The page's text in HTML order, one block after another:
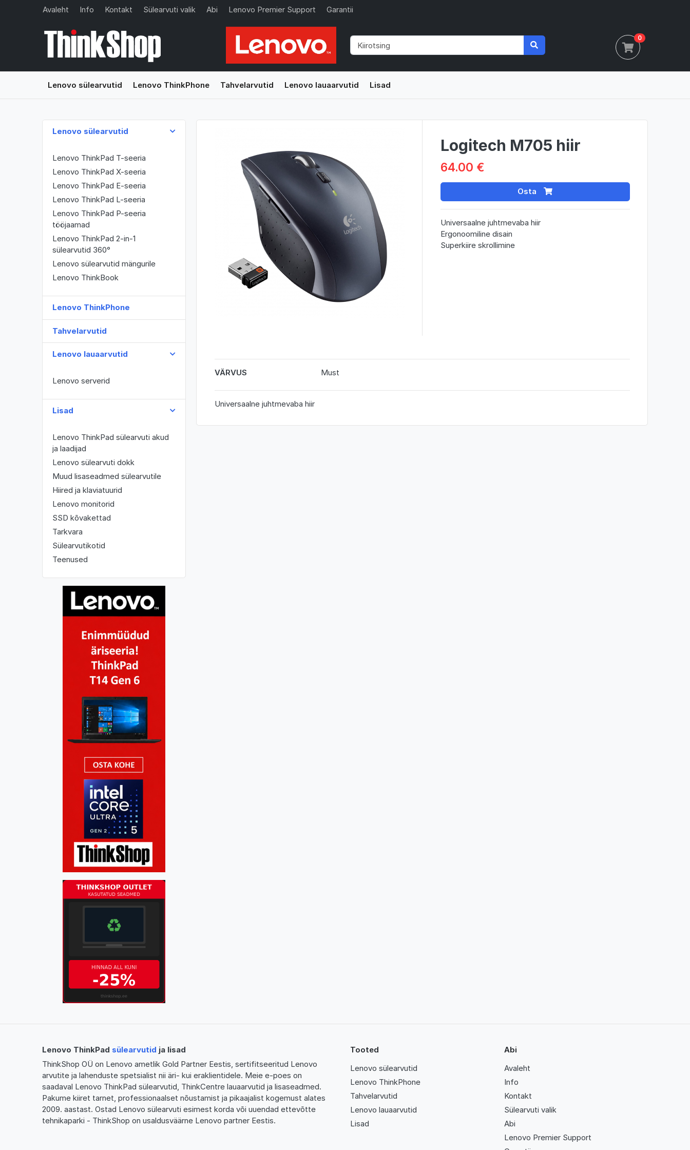
Avaleht Info Kontakt Sülearvuti valik Abi Lenovo Premier Support Garantii
0
Lenovo sülearvutid Lenovo ThinkPhone Tahvelarvutid Lenovo lauaarvutid Lisad
Lenovo sülearvutid
Lenovo ThinkPad T-seeria
Lenovo ThinkPad X-seeria
Lenovo ThinkPad E-seeria
Lenovo ThinkPad L-seeria
Lenovo ThinkPad P-seeria
tööjaamad
Lenovo ThinkPad 2-in-1
sülearvutid 360°
Lenovo sülearvutid mängurile
Lenovo ThinkBook
Lenovo ThinkPhone
Tahvelarvutid
Lenovo lauaarvutid
Lenovo serverid
Lisad
Lenovo ThinkPad sülearvuti akud
ja laadijad
Lenovo sülearvuti dokk
Muud lisaseadmed sülearvutile
Hiired ja klaviatuurid
Lenovo monitorid
SSD kõvakettad
Tarkvara
Sülearvutikotid
Teenused
Logitech M705 hiir
64.00 €
Osta
Universaalne juhtmevaba hiir
Ergonoomiline disain
Superkiire skrollimine
VÄRVUS Must
Universaalne juhtmevaba hiir
Lenovo ThinkPad sülearvutid ja lisad
ThinkShop OÜ on Lenovo ametlik Gold Partner Eestis, sertifitseeritud Lenovo
arvutite ja lahenduste spetsialist nii äri- kui eraklientidele. Meie e-poes on
saadaval Lenovo ThinkPad sülearvutid, ThinkCentre lauaarvutid ja lisaseadmed.
Pakume kiiret tarnet, professionaalset nõustamist ja pikaajalist kogemust alates
2009. aastast. Ostad Lenovo sülearvuti esimest korda või uuendad ettevõtte
tehnikaparki - ThinkShop on usaldusväärne Lenovo partner Eestis.
Tooted
Lenovo sülearvutid
Lenovo ThinkPhone
Tahvelarvutid
Lenovo lauaarvutid
Lisad
Abi
Avaleht
Info
Kontakt
Sülearvuti valik
Abi
Lenovo Premier Support